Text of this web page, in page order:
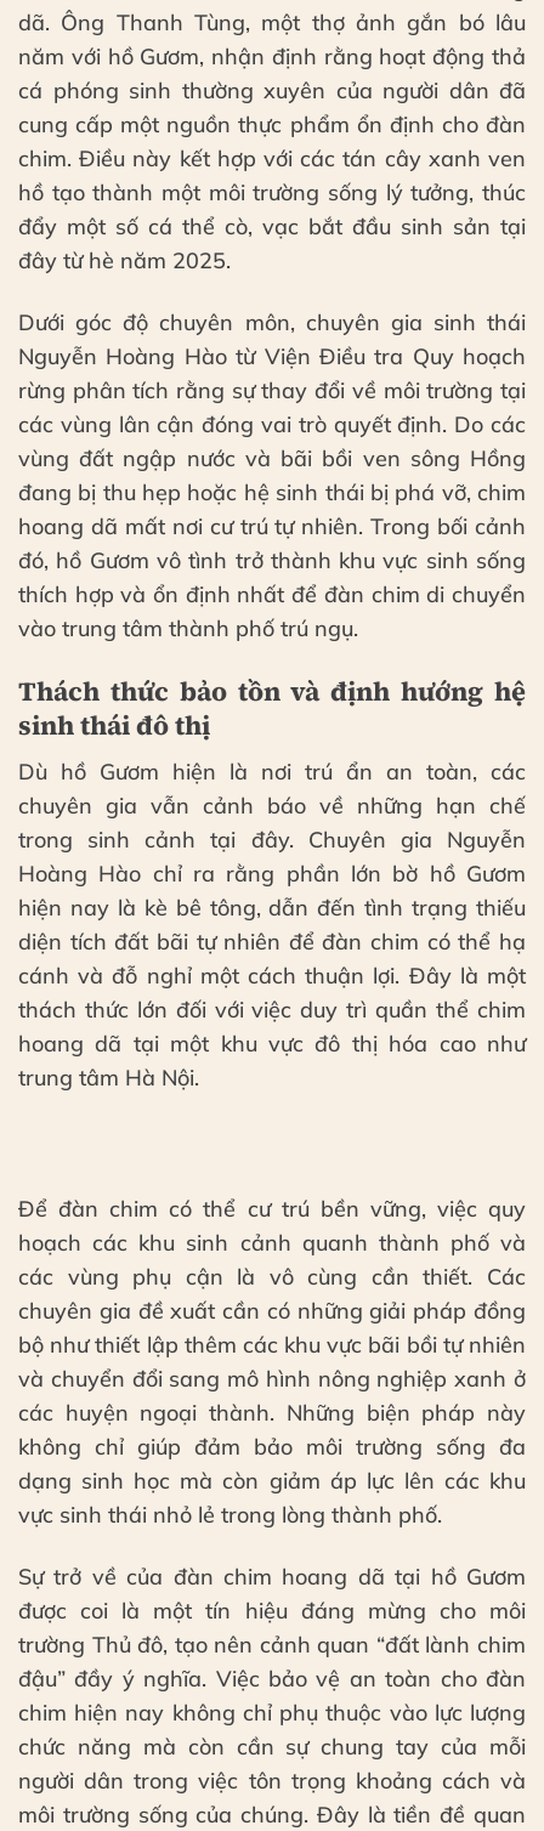
dã. Ông Thanh Tùng, một thợ ảnh gắn bó lâu
năm với hồ Gươm, nhận định rằng hoạt động thả
cá phóng sinh thường xuyên của người dân đã
cung cấp một nguồn thực phẩm ổn định cho đàn
chim. Điều này kết hợp với các tán cây xanh ven
hồ tạo thành một môi trường sống lý tưởng, thúc
đẩy một số cá thể cò, vạc bắt đầu sinh sản tại
đây từ hè năm 2025.
Dưới góc độ chuyên môn, chuyên gia sinh thái
Nguyễn Hoàng Hào từ Viện Điều tra Quy hoạch
rừng phân tích rằng sự thay đổi về môi trường tại
các vùng lân cận đóng vai trò quyết định. Do các
vùng đất ngập nước và bãi bồi ven sông Hồng
đang bị thu hẹp hoặc hệ sinh thái bị phá vỡ, chim
hoang dã mất nơi cư trú tự nhiên. Trong bối cảnh
đó, hồ Gươm vô tình trở thành khu vực sinh sống
thích hợp và ổn định nhất để đàn chim di chuyển
vào trung tâm thành phố trú ngụ.
Thách thức bảo tồn và định hướng hệ
sinh thái đô thị
Dù hồ Gươm hiện là nơi trú ẩn an toàn, các
chuyên gia vẫn cảnh báo về những hạn chế
trong sinh cảnh tại đây. Chuyên gia Nguyễn
Hoàng Hào chỉ ra rằng phần lớn bờ hồ Gươm
hiện nay là kè bê tông, dẫn đến tình trạng thiếu
diện tích đất bãi tự nhiên để đàn chim có thể hạ
cánh và đỗ nghỉ một cách thuận lợi. Đây là một
thách thức lớn đối với việc duy trì quần thể chim
hoang dã tại một khu vực đô thị hóa cao như
trung tâm Hà Nội.
Để đàn chim có thể cư trú bền vững, việc quy
hoạch các khu sinh cảnh quanh thành phố và
các vùng phụ cận là vô cùng cần thiết. Các
chuyên gia đề xuất cần có những giải pháp đồng
bộ như thiết lập thêm các khu vực bãi bồi tự nhiên
và chuyển đổi sang mô hình nông nghiệp xanh ở
các huyện ngoại thành. Những biện pháp này
không chỉ giúp đảm bảo môi trường sống đa
dạng sinh học mà còn giảm áp lực lên các khu
vực sinh thái nhỏ lẻ trong lòng thành phố.
Sự trở về của đàn chim hoang dã tại hồ Gươm
được coi là một tín hiệu đáng mừng cho môi
trường Thủ đô, tạo nên cảnh quan “đất lành chim
đậu” đầy ý nghĩa. Việc bảo vệ an toàn cho đàn
chim hiện nay không chỉ phụ thuộc vào lực lượng
chức năng mà còn cần sự chung tay của mỗi
người dân trong việc tôn trọng khoảng cách và
môi trường sống của chúng. Đây là tiền đề quan